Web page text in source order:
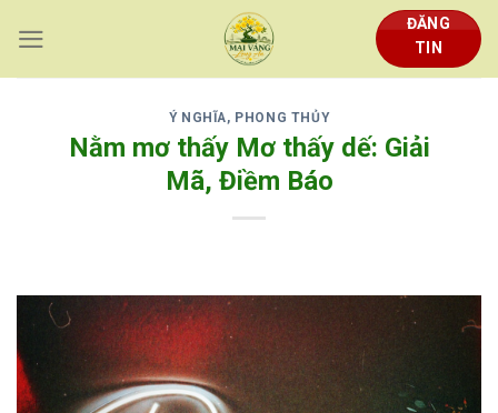
content
ĐĂNG
TIN
Ý NGHĨA, PHONG THỦY
Nằm mơ thấy Mơ thấy dế: Giải
Mã, Điềm Báo